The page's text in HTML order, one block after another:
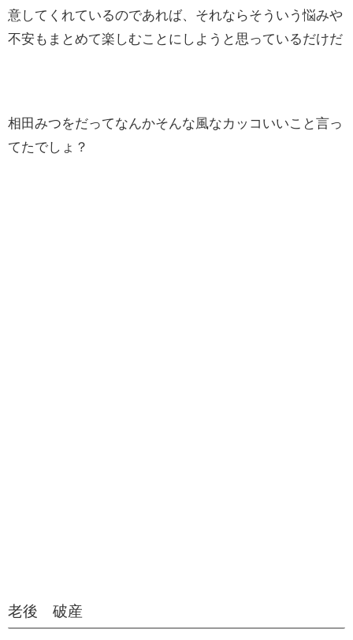
意してくれているのであれば、それならそういう悩みや
不安もまとめて楽しむことにしようと思っているだけだ
相田みつをだってなんかそんな風なカッコいいこと言っ
てたでしょ？
老後 破産